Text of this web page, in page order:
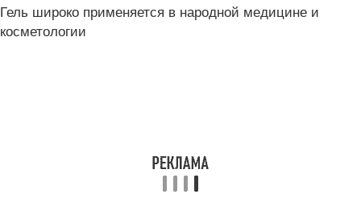
Гель широко применяется в народной медицине и
косметологии